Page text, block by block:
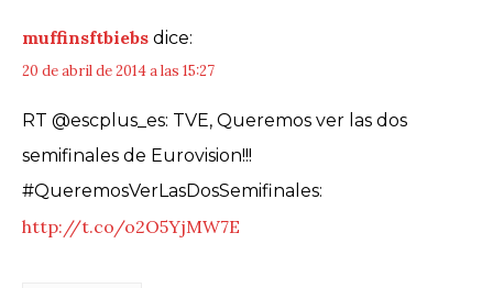
muffinsftbiebs dice:
20 de abril de 2014 a las 15:27
RT @escplus_es: TVE, Queremos ver las dos
semifinales de Eurovision!!!
#QueremosVerLasDosSemifinales:
http://t.co/o2O5YjMW7E